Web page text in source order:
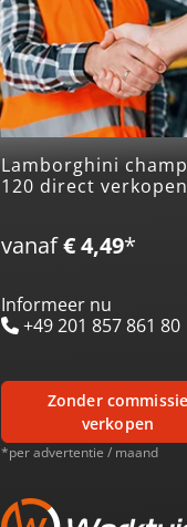
lamborghini champion
120 direct verkopen
vanaf€ 4,49*
Informeer nu
+49 201 857 861 80
zonder commissie
verkopen
*per advertentie / maand